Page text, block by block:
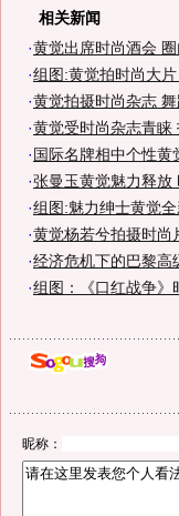
相关新闻
·黄觉出席时尚酒会
·组图:黄觉拍时尚大
·黄觉拍摄时尚杂志
·黄觉受时尚杂志青睐
· 国际名牌相中个性
·张曼玉黄觉魅力释放
·组图:魅力绅士黄觉
·黄觉杨若兮拍摄时尚
·经济危机下的巴黎高
·组图：《口红战争》
昵称：